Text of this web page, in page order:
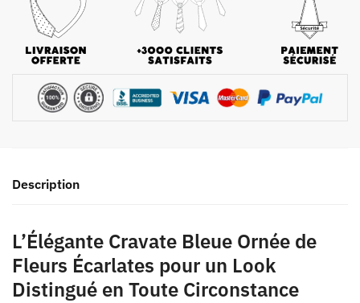
Description
L’Élégante Cravate Bleue Ornée de
Fleurs Écarlates pour un Look
Distingué en Toute Circonstance